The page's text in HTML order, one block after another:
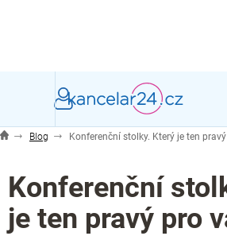
Blog Konferenční stolky. Který je ten
Konferenční
je ten pravý pro